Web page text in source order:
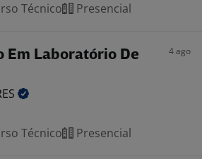
Técnico Presencial
Em Laboratório De
4 ago
Técnico Presencial